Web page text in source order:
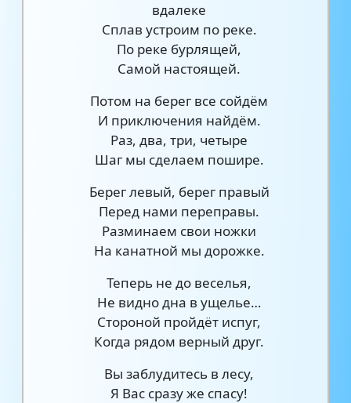
вдалеке
Сплав устроим по реке.
По реке бурлящей,
Самой настоящей.
Потом на берег все сойдём
И приключения найдём.
Раз, два, три, четыре
Шаг мы сделаем пошире.
Берег левый, берег правый
Перед нами переправы.
Разминаем свои ножки
На канатной мы дорожке.
Теперь не до веселья,
Не видно дна в ущелье…
Стороной пройдёт испуг,
Когда рядом верный друг.
Вы заблудитесь в лесу,
Я Вас сразу же спасу!